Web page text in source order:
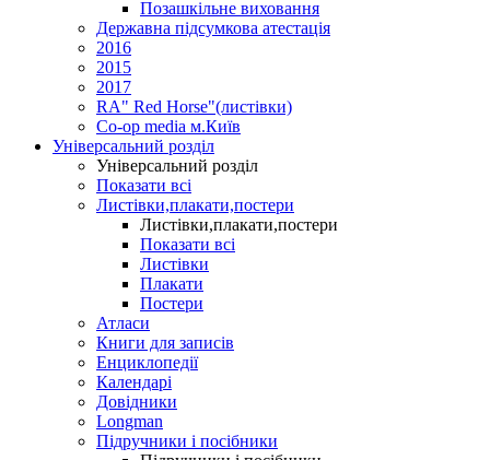
Позашкільне виховання
Державна підсумкова атестація
2016
2015
2017
RA" Red Horse"(листівки)
Co-op media м.Київ
Універсальний розділ
Універсальний розділ
Показати всі
Листівки,плакати,постери
Листівки,плакати,постери
Показати всі
Листівки
Плакати
Постери
Атласи
Книги для записів
Енциклопедії
Календарі
Довідники
Longman
Підручники і посібники